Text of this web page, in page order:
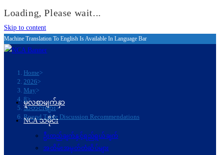
Loading, Please wait...
Skip to content
Machine Translation To English Is Available In Language Bar
Home>
2026>
May>
8>
သတင်းများ>
Round Table Discussion Recommendations
မူလစာမျက်နှာ
NCA သမိုင်း
ဦးတည်ချက်နှင့်ရည်ရွယ်ချက်
အထိမ်းအမှတ်တံဆိပ်များ